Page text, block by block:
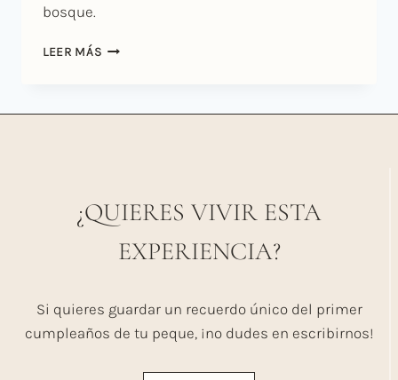
bosque.
LEER MÁSSMASH
¿QUIERES VIVIR ESTA
EXPERIENCIA?
Si quieres guardar un recuerdo único del primer
cumpleaños de tu peque, ¡no dudes en escribirnos!